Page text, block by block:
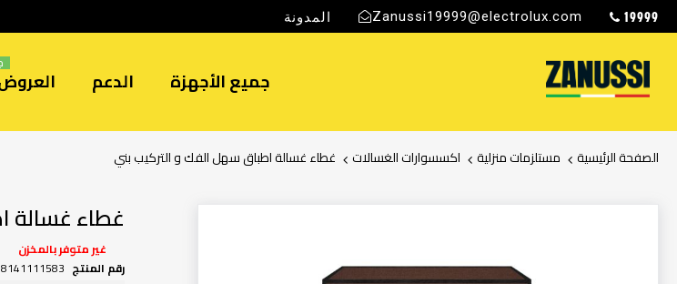
19999
Zanussi19999@electrolux.com المدونة
جميع الأجهزة الدعم
الصفحة الرئيسية مستلزمات منزلية اكسسوارات الغسالات غطاء غسالة اطباق سهل الفك و التركيب بني
غطاء غسالة
غير متوفر بالمخزن
رقم المنتج